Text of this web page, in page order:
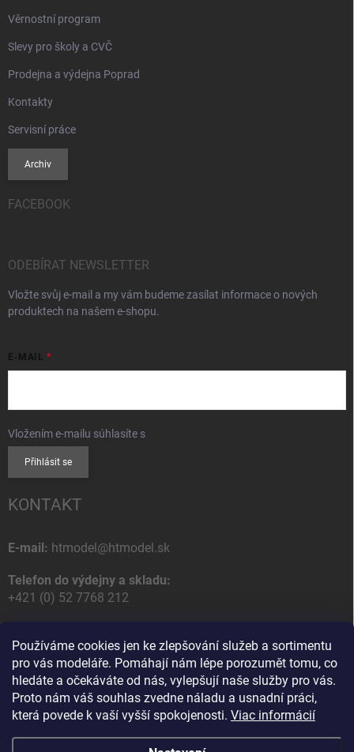
Používáme cookies jen ke zlepšování služeb a sortimentu
pro vás modeláře. Pomáhají nám lépe porozumět tomu, co
hledáte a očekáváte od nás, vylepšují naše služby pro vás.
Proto nám váš souhlas zvedne náladu a usnadní práci,
která povede k vaší vyšší spokojenosti. Viac informácií
Věrnostní program
Slevy pro školy a CVČ
Prodejna a výdejna Poprad
Kontakty
Servisní práce
Archiv
FACEBOOK
ODEBÍRAT NEWSLETTER
Vložte svůj e-mail a my vám budeme zasílat informace o nových
produktech na našem e-shopu.
E-MAIL
Vložením e-mailu súhlasíte s
Přihlásit se
KONTAKT
E-mail: htmodel@htmodel.sk
Telefon do výdejny a skladu:
+421 (0) 52 7768 212
HT model
Na letisko 49
058 01 Poprad
Slovenská Republika